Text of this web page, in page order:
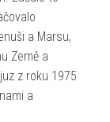
a Marsu,
Země a
z roku 1975
a